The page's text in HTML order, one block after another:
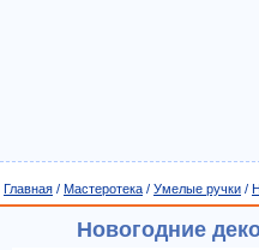
Главная / Мастеротека / Умелые ручки /
Новогодние